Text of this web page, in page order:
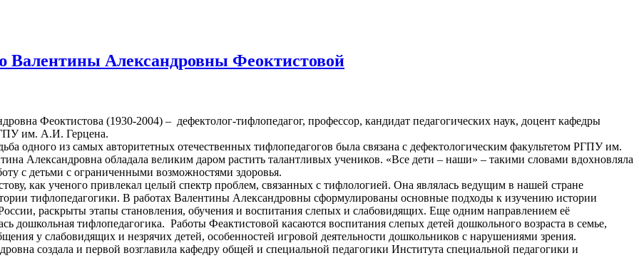
Валентины Александровны Феоктистовой
Феоктистова (1930-2004) – дефектолог-тифлопедагог, профессор, кандидат педагогических наук, доцент кафедры
им. А.И. Герцена.
одного из самых авторитетных отечественных тифлопедагогов была связана с дефектологическим факультетом РГПУ им.
Александровна обладала великим даром растить талантливых учеников. «Все дети – наши» – такими словами вдохновляла
с детьми с ограниченными возможностями здоровья.
как ученого привлекал целый спектр проблем, связанных с тифлологией. Она являлась ведущим в нашей стране
тифлопедагогики. В работах Валентины Александровны сформулированы основные подходы к изучению истории
раскрыты этапы становления, обучения и воспитания слепых и слабовидящих. Еще одним направлением её
дошкольная тифлопедагогика. Работы Феактистовой касаются воспитания слепых детей дошкольного возраста в семье,
у слабовидящих и незрячих детей, особенностей игровой деятельности дошкольников с нарушениями зрения.
создала и первой возглавила кафедру общей и специальной педагогики Института специальной педагогики и